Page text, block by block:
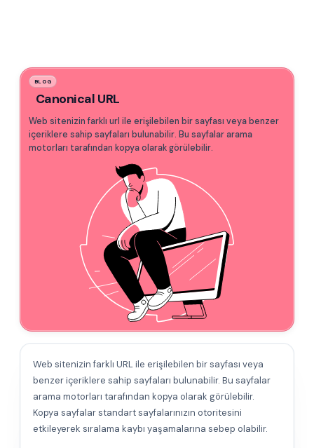
BLOG
Canonical URL
Web sitenizin farklı url ile erişilebilen bir sayfası veya benzer
içeriklere sahip sayfaları bulunabilir. Bu sayfalar arama
motorları tarafından kopya olarak görülebilir.
Web sitenizin farklı URL ile erişilebilen bir sayfası veya
benzer içeriklere sahip sayfaları bulunabilir. Bu sayfalar
arama motorları tarafından kopya olarak görülebilir.
Kopya sayfalar standart sayfalarınızın otoritesini
etkileyerek sıralama kaybı yaşamalarına sebep olabilir.